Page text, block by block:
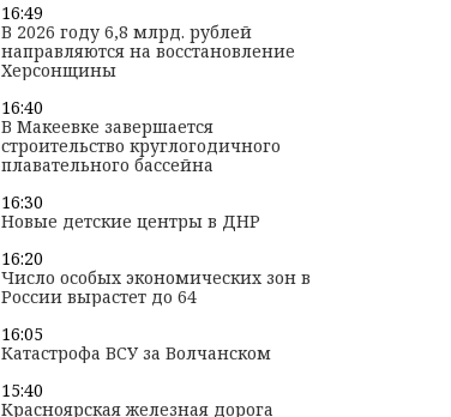
16:49
В 2026 году 6,8 млрд. рублей
направляются на восстановление
Херсонщины
16:40
В Макеевке завершается
строительство круглогодичного
плавательного бассейна
16:30
Новые детские центры в ДНР
16:20
Число особых экономических зон в
России вырастет до 64
16:05
Катастрофа ВСУ за Волчанском
15:40
Красноярская железная дорога